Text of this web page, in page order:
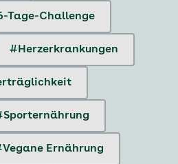
Tage-Challenge
#Herzerkrankungen
Ernährung